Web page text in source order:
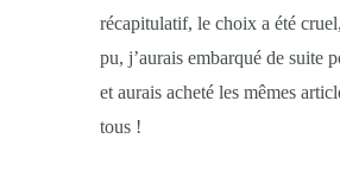
récapitulatif, le choix a été
pu, j’aurais embarqué de suite
et aurais acheté les mêmes
tous !